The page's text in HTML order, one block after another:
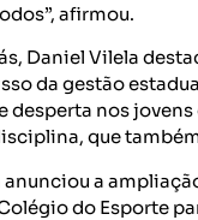
afirmou.
Daniel Vilela
da gestão
desperta nos
que
a
do Esporte